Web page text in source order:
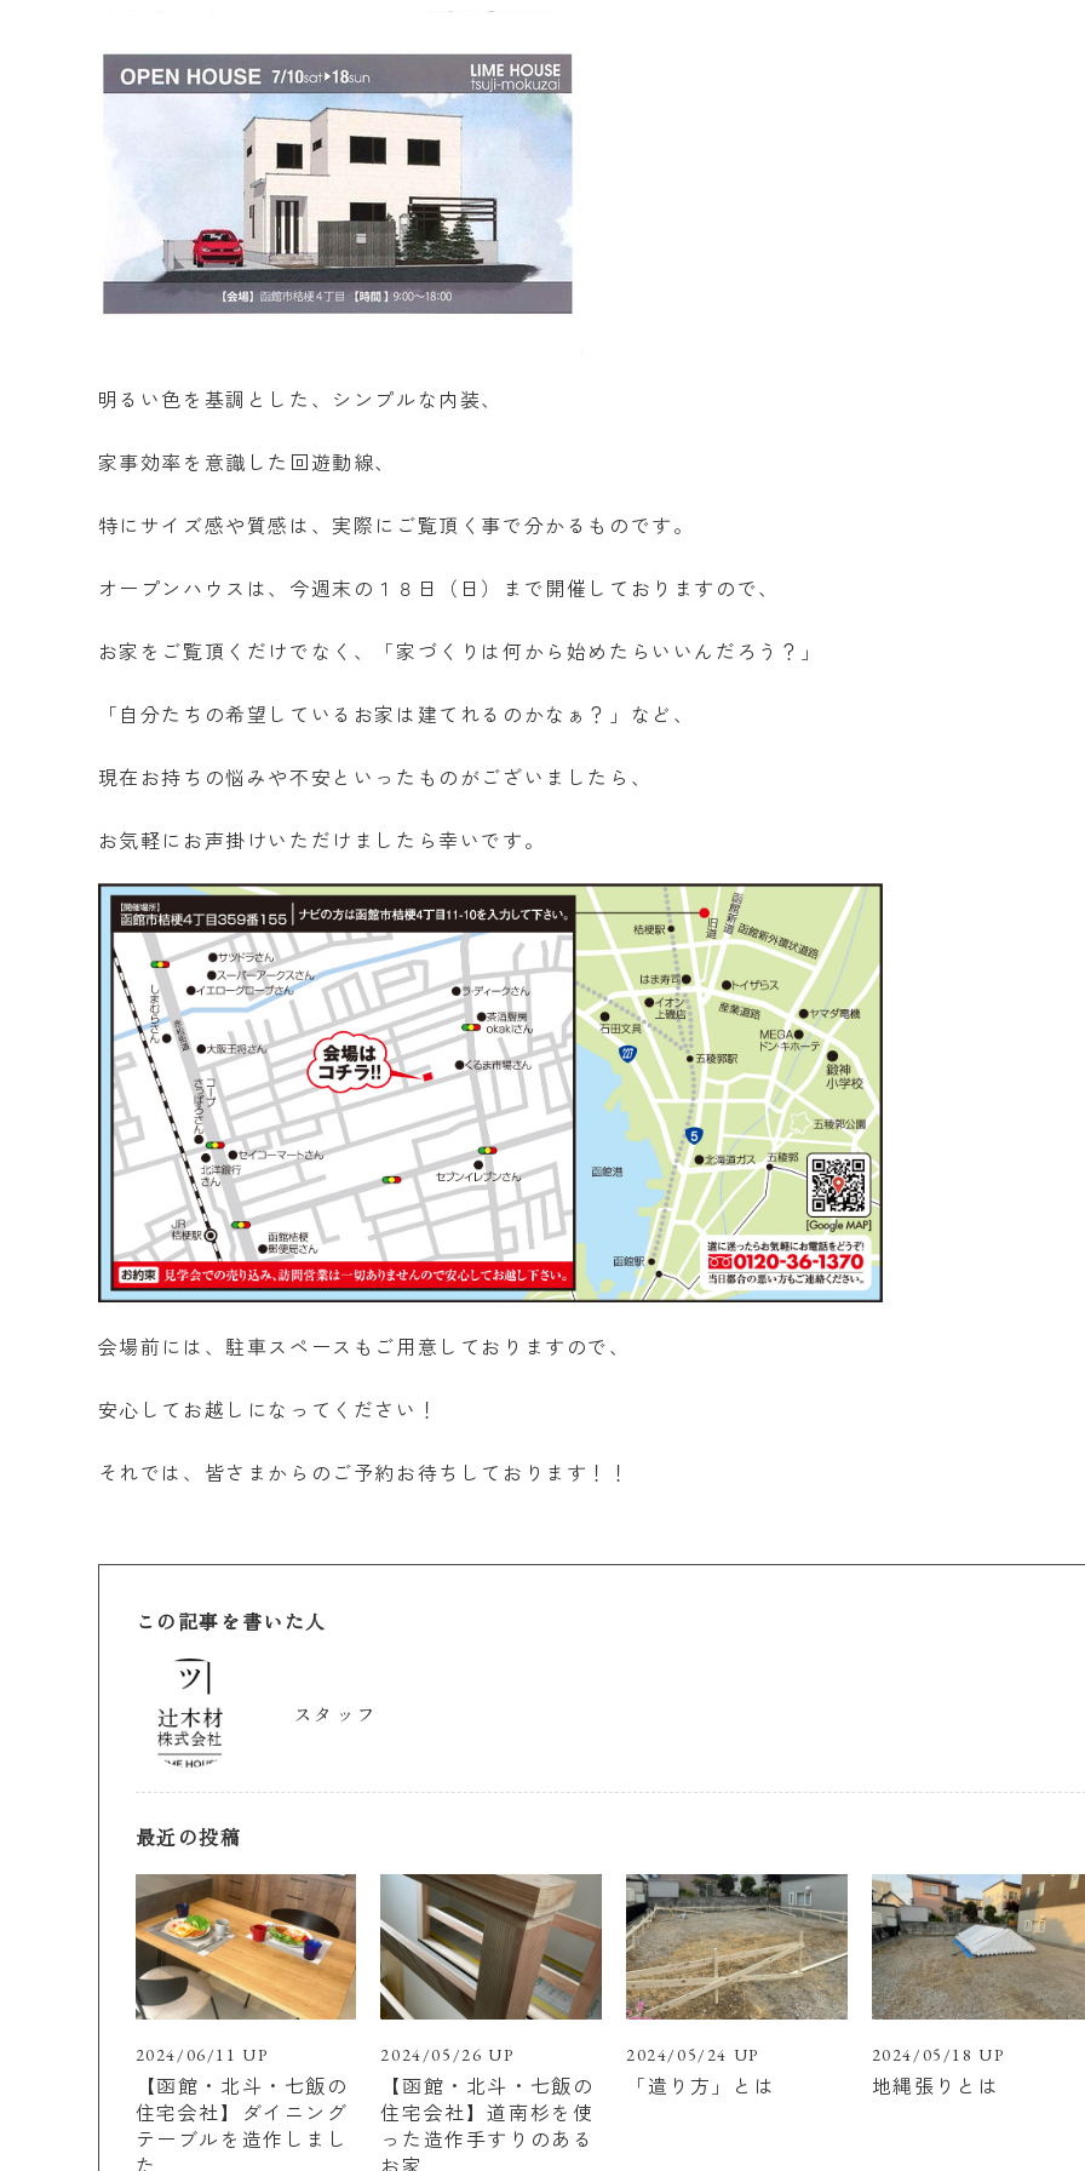
明るい色を基調とした、シンプルな内装、
家事効率を意識した回遊動線、
特にサイズ感や質感は、実際にご覧頂く事で分かるものです。
オープンハウスは、今週末の１８日（日）まで開催しておりますので、
お家をご覧頂くだけでなく、「家づくりは何から始めたらいいんだろう？」
「自分たちの希望しているお家は建てれるのかなぁ？」など、
現在お持ちの悩みや不安といったものがございましたら、
お気軽にお声掛けいただけましたら幸いです。
会場前には、駐車スペースもご用意しておりますので、
安心してお越しになってください！
それでは、皆さまからのご予約お待ちしております！！
この記事を書いた人
スタッフ
最近の投稿
2024/06/11 UP
【函館・北斗・七飯の
住宅会社】ダイニング
テーブルを造作しまし
2024/05/26 UP
【函館・北斗・七飯の
住宅会社】道南杉を使
った造作手すりのある
2024/05/24 UP
「遣り方」とは
2024/05/18 UP
地縄張りとは